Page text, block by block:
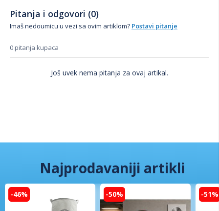
Pitanja i odgovori (0)
Imaš nedoumicu u vezi sa ovim artiklom? Postavi pitanje
0 pitanja kupaca
Još uvek nema pitanja za ovaj artikal.
Najprodavaniji artikli
-46% -50% -51%